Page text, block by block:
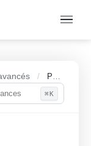
/ Parcage et récupération d’appels
⌘K